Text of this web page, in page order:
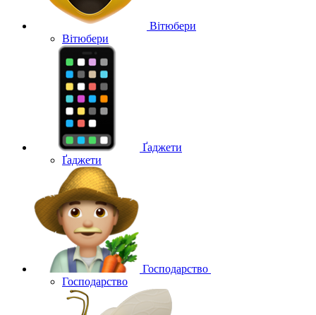
Вітюбери
Вітюбери
Ґаджети
Ґаджети
Господарство
Господарство